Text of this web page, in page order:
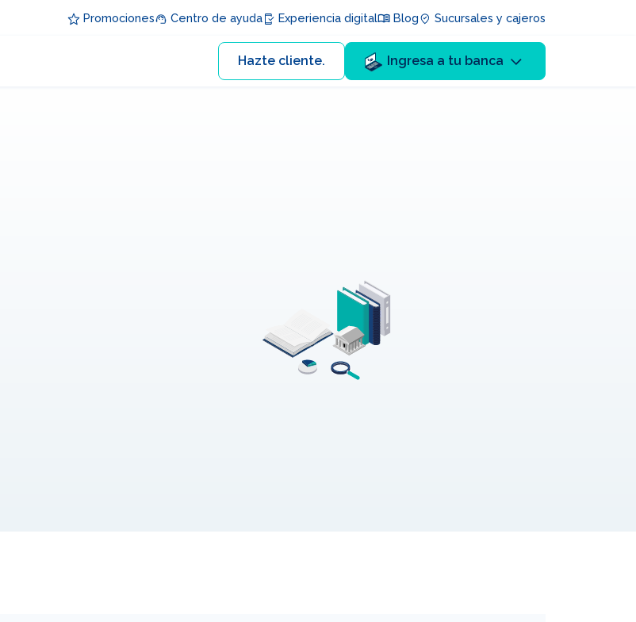
Promociones Centro de ayuda Experiencia digital Blog Sucursales y cajeros
Hazte cliente. Ingresa a tu banca